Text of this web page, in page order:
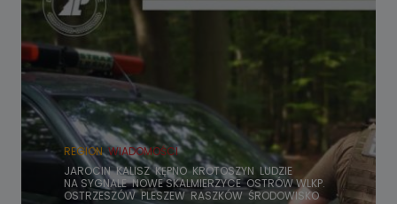
REGION WIADOMOŚCI
JAROCIN KALISZ KĘPNO KROTOSZYN LUDZIE
NA SYGNALE NOWE SKALMIERZYCE OSTRÓW WLKP.
OSTRZESZÓW PLESZEW RASZKÓW ŚRODOWISKO